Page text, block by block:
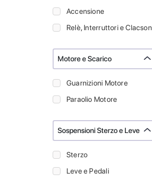
Accensione
Relè, Interruttori e Clacson
Motore e Scarico
Guarnizioni Motore
Paraolio Motore
Sospensioni Sterzo e Leve
Sterzo
Leve e Pedali